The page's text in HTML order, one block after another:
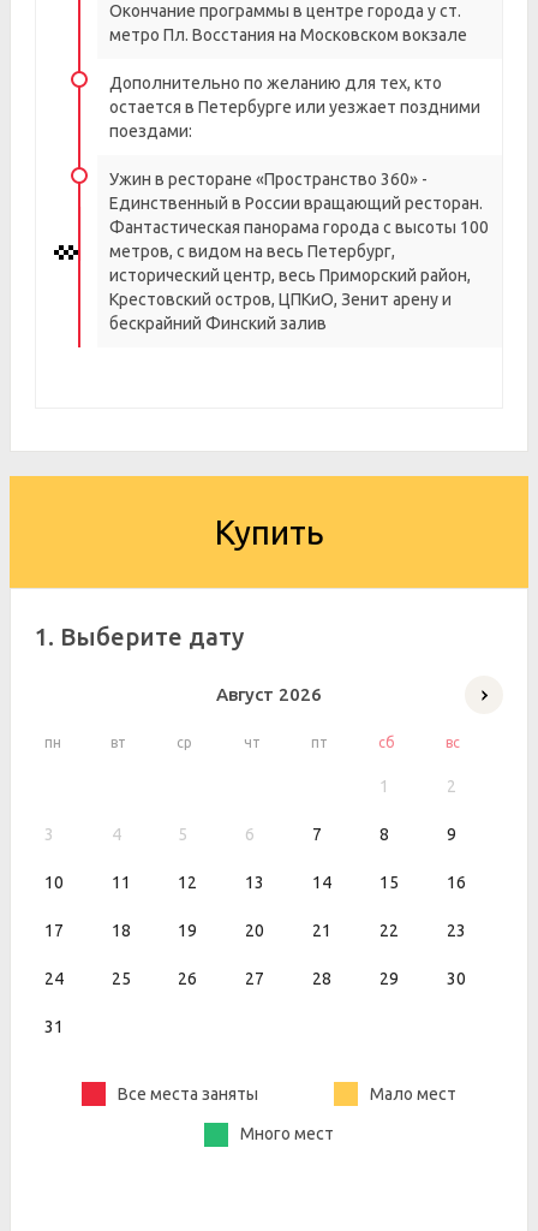
Окончание программы в центре города у ст.
метро Пл. Восстания на Московском вокзале
Дополнительно по желанию для тех, кто
остается в Петербурге или уезжает поздними
поездами:
Ужин в ресторане «Пространство 360» -
Единственный в России вращающий ресторан.
Фантастическая панорама города с высоты 100
метров, с видом на весь Петербург,
исторический центр, весь Приморский район,
Крестовский остров, ЦПКиО, Зенит арену и
бескрайний Финский залив
Купить
1. Выберите дату
Август 2026
пн вт ср чт пт сб вс
1 2
3 4 5 6 7 8 9
10 11 12 13 14 15 16
17 18 19 20 21 22 23
24 25 26 27 28 29 30
31
Все места заняты Мало мест
Много мест